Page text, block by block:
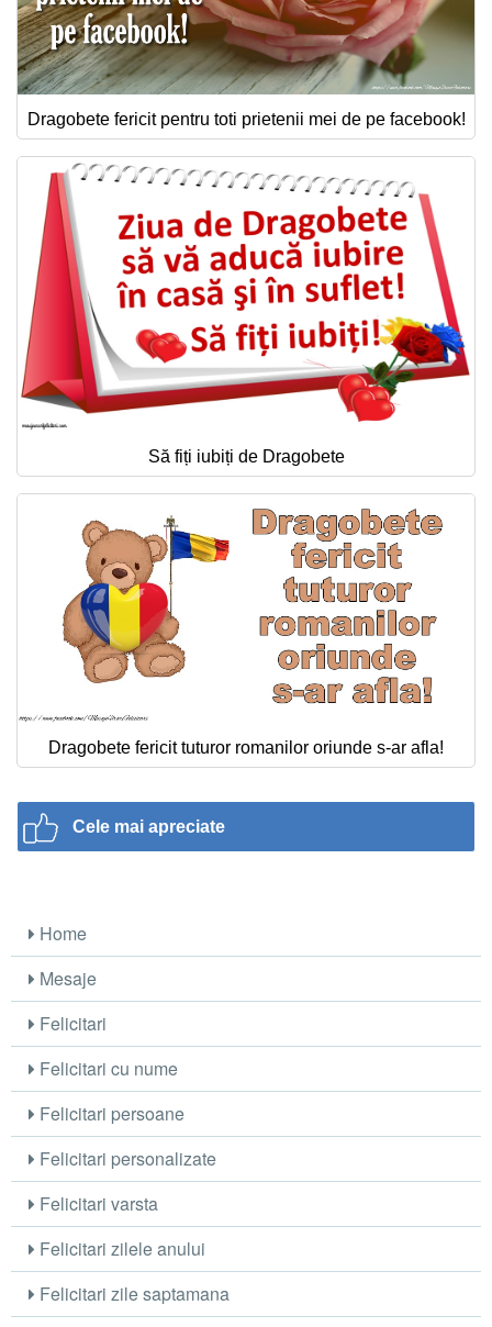
Dragobete fericit pentru toti prietenii mei de pe facebook!
Să fiți iubiți de Dragobete
Dragobete fericit tuturor romanilor oriunde s-ar afla!
Cele mai apreciate
Home
Mesaje
Felicitari
Felicitari cu nume
Felicitari persoane
Felicitari personalizate
Felicitari varsta
Felicitari zilele anului
Felicitari zile saptamana